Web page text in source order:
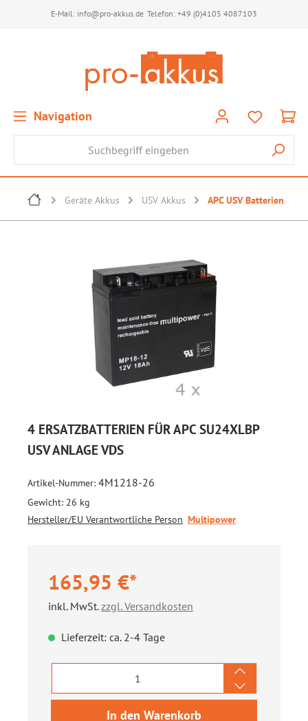
E-Mail: info@pro-akkus.de Telefon: +49 (0)4105 4087103
Navigation
Geräte Akkus USV Akkus APC USV Batterien
4 ERSATZBATTERIEN FÜR APC SU24XLBP
USV ANLAGE VDS
Artikel-Nummer: 4M1218-26
Gewicht: 26 kg
Hersteller/EU Verantwortliche Person Multipower
165,95 €*
inkl. MwSt.zzgl. Versandkosten
Lieferzeit: ca. 2-4 Tage
Produkt Anzahl: Gib den
In den Warenkorb